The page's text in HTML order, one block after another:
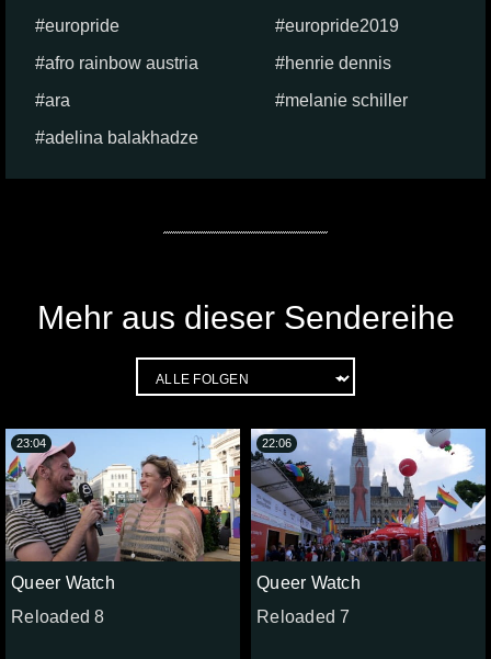
europride
europride2019
afro rainbow austria
henrie dennis
ara
melanie schiller
adelina balakhadze
Mehr aus dieser Sendereihe
Queer Watch
Reloaded 8
23:04
Queer Watch
Reloaded 7
22:06